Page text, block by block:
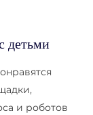
детьми
и роботов